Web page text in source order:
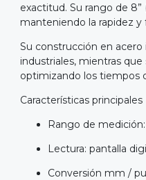
exactitud. Su rango de
manteniendo la rapidez y
Su construcción en
industriales, mientras
optimizando los tiempos
Características principales
Rango de
Lectura: pantalla
Conversión mm /